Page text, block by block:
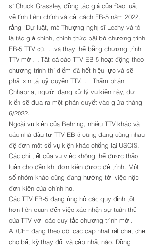
sĩ Chuck Grassley, đồng tác giả của Đạo luật
về tính liêm chính và cải cách EB-5 năm 2022,
rằng “Dự luật, mà Thượng nghị sĩ Leahy và tôi
là tác giả chính, chính thức bãi bỏ chương trình
EB-5 TTV cũ… .và thay thế bằng chương trình
TTV mới… Tất cả các TTV EB-5 hoạt động theo
chương trình thí điểm đã hết hiệu lực và sẽ
phải xin tái uỷ quyền TTV… ” Thẩm phán
Chhabria, người đang xử lý vụ kiện này, dự
kiến ​​sẽ đưa ra một phán quyết vào giữa tháng
6/2022.
Ngoài vụ kiện của Behring, nhiều TTV khác và
các nhà đầu tư TTV EB-5 cũng đang cùng nhau
đệ đơn một số vụ kiện khác chống lại USCIS.
Các chi tiết của vụ việc không thể được thảo
luận cho đến khi đơn kiện được đệ trình. Một
số nhóm khác cũng đang hướng tới việc nộp
đơn kiện của chính họ.
Các TTV EB-5 đang ủng hộ các quy định tốt
hơn liên quan đến việc xác nhận sự tuân thủ
của TTV với các quy tắc chương trình mới.
ARCFE đang theo dõi các cập nhật rất chặt chẽ
cho bất kỳ thay đổi và cập nhật nào. Đồng